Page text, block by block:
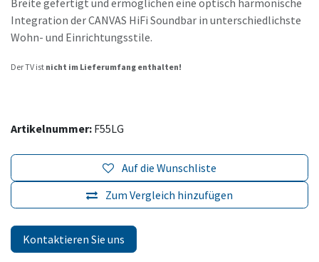
Breite gefertigt und ermöglichen eine optisch harmonische
Integration der CANVAS HiFi Soundbar in unterschiedlichste
Wohn- und Einrichtungsstile.
Der TV ist nicht im Lieferumfang enthalten!
Artikelnummer: F55LG
Zum Vergleich hinzufügen
Auf die Wunschliste
Kontaktieren Sie uns